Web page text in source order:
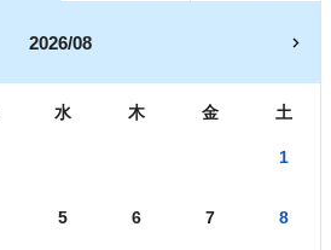
2026/08
水 木 金 土
1
5 6 7 8